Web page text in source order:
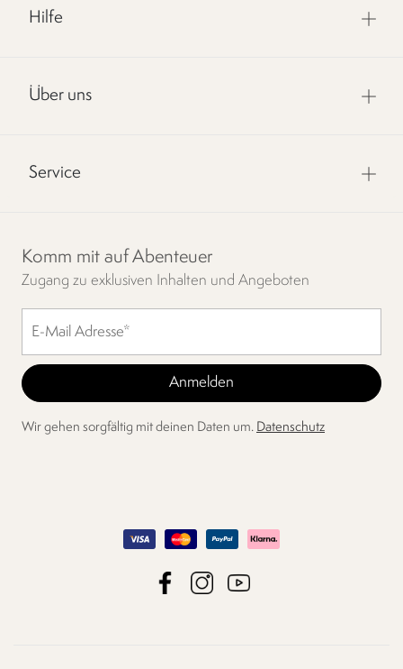
Hilfe
Über uns
Service
Komm mit auf Abenteuer
Zugang zu exklusiven Inhalten und Angeboten
Wir gehen sorgfältig mit deinen Daten um. Datenschutz